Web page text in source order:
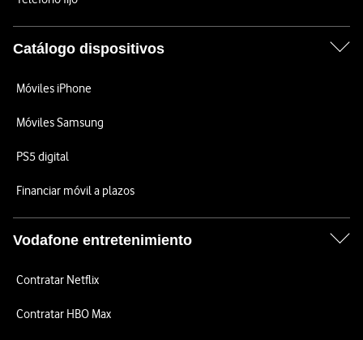
Catálogo dispositivos
Móviles iPhone
Móviles Samsung
PS5 digital
Financiar móvil a plazos
Vodafone entretenimiento
Contratar Netflix
Contratar HBO Max